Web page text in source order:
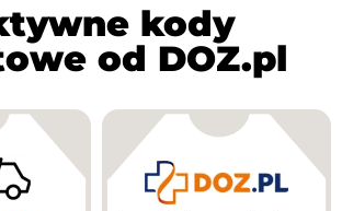
kody
od DOZ.pl